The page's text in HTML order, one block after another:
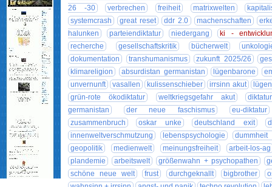
26 -30
verbrechen freiheit matrixwelten
systemcrash
great reset ddr 2.0 machenschaften
halunken
parteiendiktatur niedergang
ki -
recherche
gesellschaftskritik bücherwelt
dokumentation
transhumanismus zukunft 2025/26
klimareligion
absurdistan germanistan lügenbarone
unvernunft
vasallen kulissenschieber irrsinn akut
grün-rote ökodiktatur
weltkriegsgefahr akut
diktatur
germanistan
der neue faschismus
eu-diktatur
zusammenbruch
oskar unke deutschland exit
innenweltverschmutzung
lebenspsychologie
geopolitik
medienwelt meinungsfreiheit
arbeit-los-ag
plandemie
arbeitswelt größenwahn + psychopathen
schöne neue welt
frust durchgeknallt bigbrother